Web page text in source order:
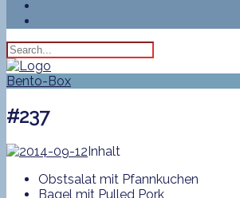
Bento-Box
#237
Inhalt
Obstsalat mit Pfannkuchen
Bagel mit Pulled Pork